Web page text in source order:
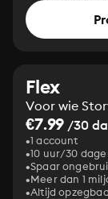
Flex
Voor wie
€7.99 /30
1 account
10 uur/30
Spaar
Meer dan 1
Altijd